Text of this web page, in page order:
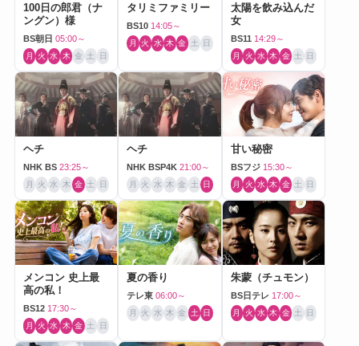
100日の郎君（ナ
ングン）様
BS朝日 05:00～
月 火 水 木 金 土 日
タリミファミリー
BS10 14:05～
月 火 水 木 金 土 日
太陽を飲み込んだ
女
BS11 14:29～
月 火 水 木 金 土 日
ヘチ
NHK BS 23:25～
月 火 水 木 金 土 日
ヘチ
NHK BSP4K 21:00～
月 火 水 木 金 土 日
甘い秘密
BSフジ 15:30～
月 火 水 木 金 土 日
メンコン 史上最
高の私！
BS12 17:30～
月 火 水 木 金 土 日
夏の香り
テレ東 06:00～
月 火 水 木 金 土 日
朱蒙（チュモン）
BS日テレ 17:00～
月 火 水 木 金 土 日